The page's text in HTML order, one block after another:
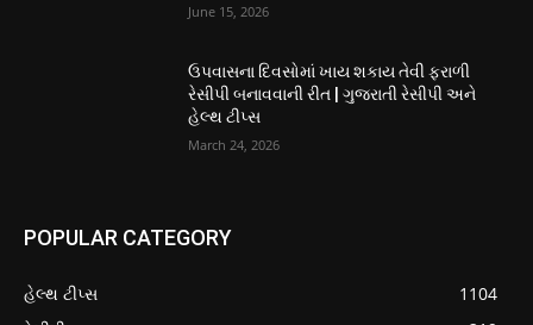
June 15, 2026
ઉપવાસના દિવસોમાં ખાય શકાય તેવી ફરાળી
રેસીપી બનાવવાની રીત | ગુજરાતી રેસીપી અને
હેલ્થ ટીપ્સ
March 24, 2026
POPULAR CATEGORY
હેલ્થ ટીપ્સ
1104